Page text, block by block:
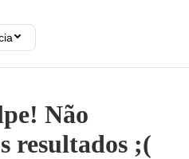
Não
resultados ;(